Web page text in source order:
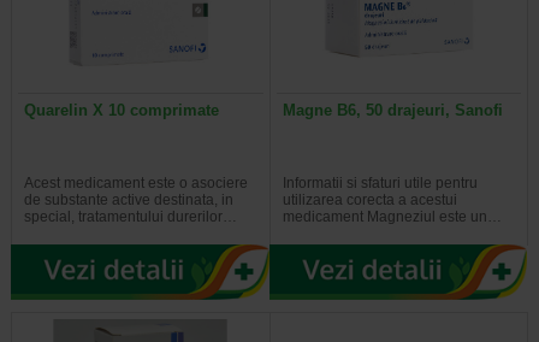
Quarelin X 10 comprimate
Acest medicament este o asociere
de substante active destinata, in
special, tratamentului durerilor…
Magne B6, 50 drajeuri, Sanofi
Informatii si sfaturi utile pentru
utilizarea corecta a acestui
medicament Magneziul este un…